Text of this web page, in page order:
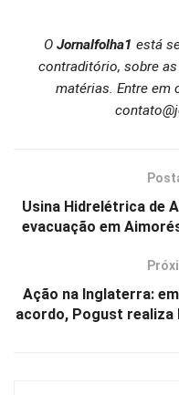
O Jornalfolha1 está
contraditório, sobre
matérias. Entre em
Usina Hidrelétrica de
evacuação em
Ação na Inglaterra:
acordo, Pogust realiza